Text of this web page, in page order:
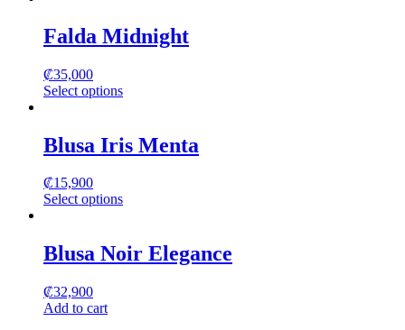
Falda Midnight
₡35,000
Select options
has
multiple
The
options
chosen
on
the
product
page
Blusa Iris Menta
₡15,900
Select options
has
multiple
The
options
Blusa Noir Elegance
₡32,900
Add to cart